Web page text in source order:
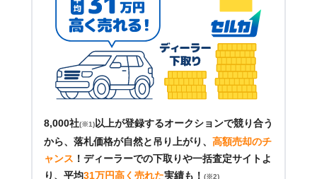
8,000社(※1) 以上が登録するオークションで競り合う
から、落札価格が自然と吊り上がり、 高額売却のチ
ャンス ！ ディーラーでの下取りや一括査定サイトよ
り、平均31万円高く売れた実績も！ (※2)